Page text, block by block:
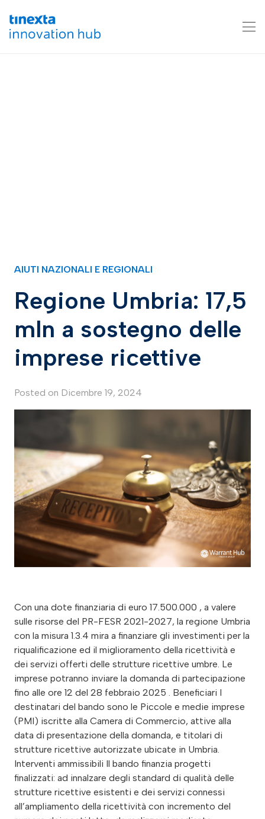
AIUTI NAZIONALI E REGIONALI
Regione Umbria: 17,5
mln a sostegno delle
imprese ricettive
Posted on Dicembre 19, 2024
Con una dote finanziaria di euro 17.500.000 , a valere
sulle risorse del PR-FESR 2021-2027, la regione Umbria
con la misura 1.3.4 mira a finanziare gli investimenti per la
riqualificazione ed il miglioramento della ricettività e
dei servizi offerti delle strutture ricettive umbre. Le
imprese potranno inviare la domanda di partecipazione
fino alle ore 12 del 28 febbraio 2025 . Beneficiari I
destinatari del bando sono le Piccole e medie imprese
(PMI) iscritte alla Camera di Commercio, attive alla
data di presentazione della domanda, e titolari di
strutture ricettive autorizzate ubicate in Umbria.
Interventi ammissibili Il bando finanzia progetti
finalizzati: ad innalzare degli standard di qualità delle
strutture ricettive esistenti e dei servizi connessi
all’ampliamento della ricettività con incremento del